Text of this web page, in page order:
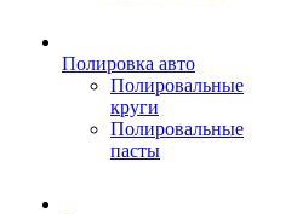
Полировка авто
Полировальные
круги
Полировальные
пасты